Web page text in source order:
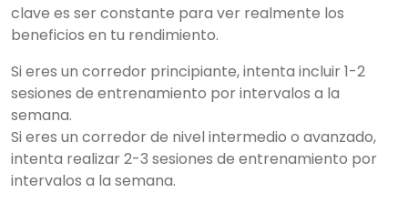
clave es ser constante para ver realmente los
beneficios en tu rendimiento.
Si eres un corredor principiante, intenta incluir 1-2
sesiones de entrenamiento por intervalos a la
semana.
Si eres un corredor de nivel intermedio o avanzado,
intenta realizar 2-3 sesiones de entrenamiento por
intervalos a la semana.